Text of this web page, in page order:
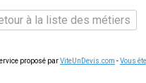
à la liste des métiers
proposé parViteUnDevis.com -Vous